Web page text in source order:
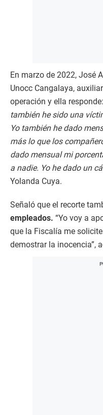
En marzo de 2022, José
Unocc Cangalaya,
operación y ella responde:
también he sido una
Yo también he dado
más lo que los
dado mensual mi
a nadie. Yo he dado un
Yolanda Cuya.
Señaló que el recorte
empleados. “Yo voy a
que la Fiscalía me
demostrar la inocencia”,